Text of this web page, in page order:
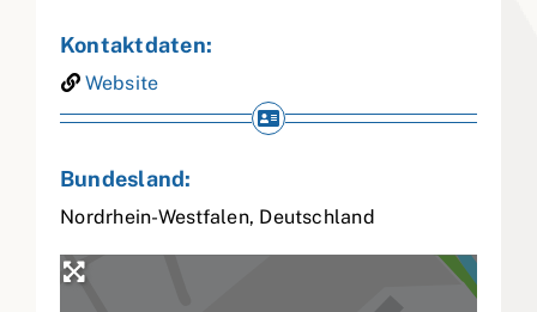
Kontaktdaten:
Website
Bundesland:
Nordrhein-Westfalen, Deutschland